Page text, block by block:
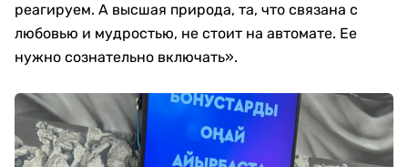
реагируем. А высшая природа, та, что связана с
любовью и мудростью, не стоит на автомате. Ее
нужно сознательно включать».